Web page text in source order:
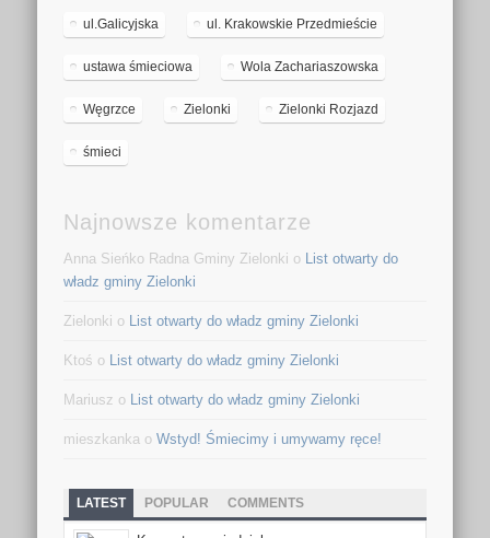
ul.Galicyjska ul. Krakowskie Przedmieście
ustawa śmieciowa Wola Zachariaszowska
Węgrzce Zielonki Zielonki Rozjazd
śmieci
Najnowsze komentarze
Anna Sieńko Radna Gminy Zielonki o
List otwarty do
władz gminy Zielonki
Zielonki o List otwarty do władz gminy Zielonki
Ktoś o List otwarty do władz gminy Zielonki
Mariusz o List otwarty do władz gminy Zielonki
mieszkanka oWstyd! Śmiecimy i umywamy ręce!
LATEST POPULAR COMMENTS